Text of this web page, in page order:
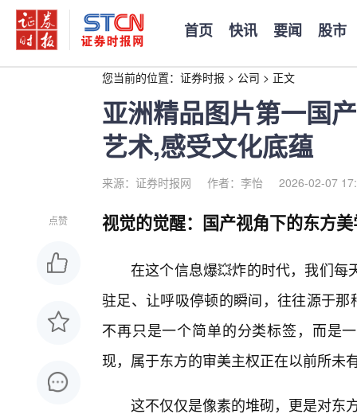
首页 快讯 要闻 股市
您当前的位置： 证券时报 > 公司 > 正文
亚洲精品图片第一国
艺术,感受文化底蕴
来源：证券时报网 作者：李怡 2026-02-07
点赞 视觉的觉醒：国产视角下的东方
在这个信息爆💥炸的时代，我们每
驻足、让呼吸停顿的瞬间，往往源于
不再只是一个简单的分类标签，而是
现，属于东方的审美主权正在以前所未
这不仅仅是像素的堆砌，更是对东